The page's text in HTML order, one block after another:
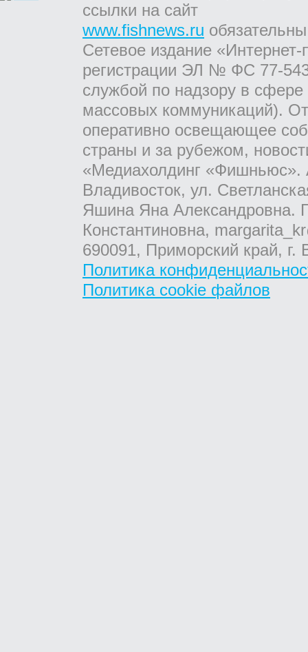
ссылки на сайт
www.fishnews.ru
Сетевое издание
регистрации ЭЛ № ФС 77-
службой по надзору в
массовых коммуникаций).
оперативно освещающее
страны и за рубежом,
«Медиахолдинг «Фишньюс».
Владивосток, ул.
Яшина Яна Александровна.
Константиновна,
690091, Приморский край,
Политика
Политика cookie файлов